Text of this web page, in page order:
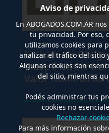
.
Emisión de
Clase E de
Valor Nominal de
Aviso de
En ABOGADOS.COM.ARnos
tu privacidad. Por eso,
utilizamos cookies para
analizar el tráfico del sitio
Algunas cookies son
del sitio, mientras
Podés administrar tus
cookies no
Rechazar
Para más información